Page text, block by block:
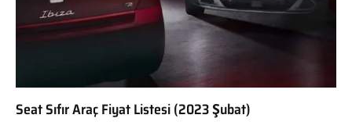
Seat Sıfır Araç Fiyat Listesi (2023 Şubat)